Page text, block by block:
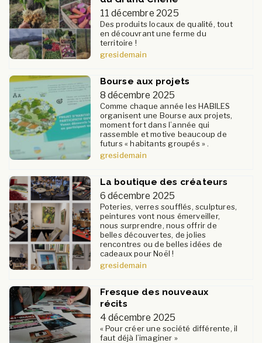
11 décembre 2025
Des produits locaux de qualité, tout
en découvrant une ferme du
territoire !
gresidemain
Bourse aux projets
8 décembre 2025
Comme chaque année les HABILES
organisent une Bourse aux projets,
moment fort dans l’année qui
rassemble et motive beaucoup de
futurs « habitants groupés » .
gresidemain
La boutique des créateurs
6 décembre 2025
Poteries, verres soufflés, sculptures,
peintures vont nous émerveiller,
nous surprendre, nous offrir de
belles découvertes, de jolies
rencontres ou de belles idées de
cadeaux pour Noël !
gresidemain
Fresque des nouveaux
récits
4 décembre 2025
« Pour créer une société différente, il
faut déjà l’imaginer »